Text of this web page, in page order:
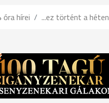
óra hírei ...ez történt a héten